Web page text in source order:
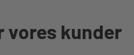
vores kunder